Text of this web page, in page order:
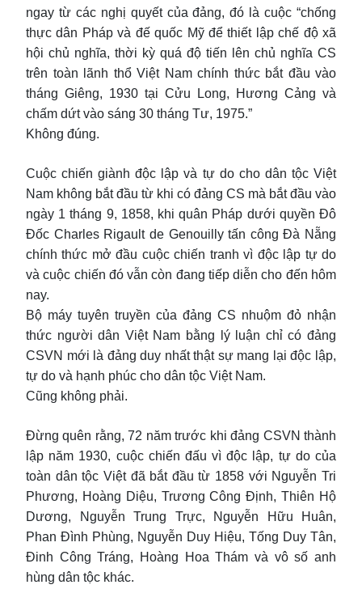
ngay từ các nghị quyết của đảng, đó là cuộc “chống
thực dân Pháp và đế quốc Mỹ để thiết lập chế độ xã
hội chủ nghĩa, thời kỳ quá độ tiến lên chủ nghĩa CS
trên toàn lãnh thổ Việt Nam chính thức bắt đầu vào
tháng Giêng, 1930 tại Cửu Long, Hương Cảng và
chấm dứt vào sáng 30 tháng Tư, 1975.”
Không đúng.
Cuộc chiến giành độc lập và tự do cho dân tộc Việt
Nam không bắt đầu từ khi có đảng CS mà bắt đầu vào
ngày 1 tháng 9, 1858, khi quân Pháp dưới quyền Đô
Đốc Charles Rigault de Genouilly tấn công Đà Nẵng
chính thức mở đầu cuộc chiến tranh vì độc lập tự do
và cuộc chiến đó vẫn còn đang tiếp diễn cho đến hôm
nay.
Bộ máy tuyên truyền của đảng CS nhuộm đỏ nhận
thức người dân Việt Nam bằng lý luận chỉ có đảng
CSVN mới là đảng duy nhất thật sự mang lại độc lập,
tự do và hạnh phúc cho dân tộc Việt Nam.
Cũng không phải.
Đừng quên rằng, 72 năm trước khi đảng CSVN thành
lập năm 1930, cuộc chiến đấu vì độc lập, tự do của
toàn dân tộc Việt đã bắt đầu từ 1858 với Nguyễn Tri
Phương, Hoàng Diệu, Trương Công Định, Thiên Hộ
Dương, Nguyễn Trung Trực, Nguyễn Hữu Huân,
Phan Đình Phùng, Nguyễn Duy Hiệu, Tống Duy Tân,
Đinh Công Tráng, Hoàng Hoa Thám và vô số anh
hùng dân tộc khác.